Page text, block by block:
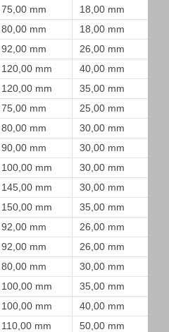
75,00 mm
18,00 mm
80,00 mm
18,00 mm
92,00 mm
26,00 mm
120,00 mm
40,00 mm
120,00 mm
35,00 mm
75,00 mm
25,00 mm
80,00 mm
30,00 mm
90,00 mm
30,00 mm
100,00 mm
30,00 mm
145,00 mm
30,00 mm
150,00 mm
35,00 mm
92,00 mm
26,00 mm
92,00 mm
26,00 mm
80,00 mm
30,00 mm
100,00 mm
35,00 mm
100,00 mm
40,00 mm
110,00 mm
50,00 mm